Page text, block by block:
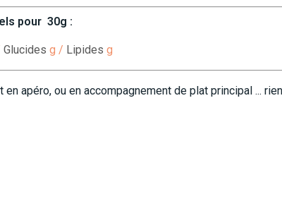
pour 30g :
Glucides g / Lipides g
apéro, ou en accompagnement de plat principal ...